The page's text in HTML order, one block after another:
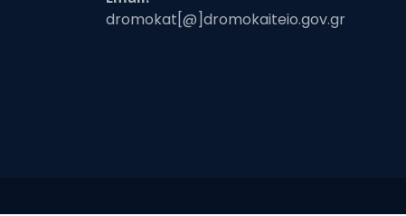
dromokat[@]dromokaiteio.gov.gr